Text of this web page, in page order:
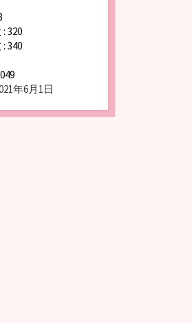
320
340
年6月1日